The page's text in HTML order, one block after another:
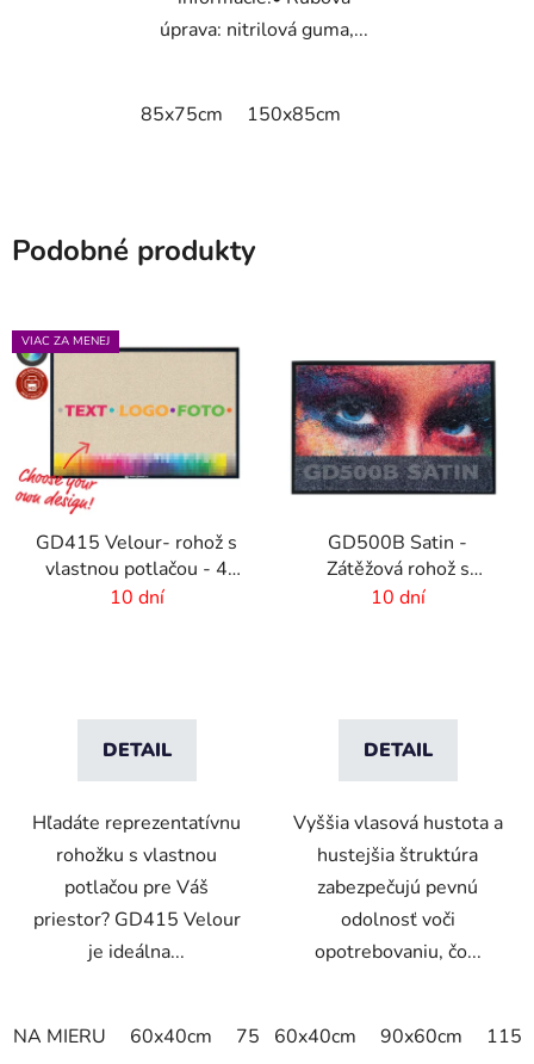
úprava: nitrilová guma,...
85x75cm 150x85cm
Podobné produkty
VIAC ZA MENEJ
GD415 Velour- rohož s
vlastnou potlačou - 4
mm vlas
10 dní
DETAIL
Hľadáte reprezentatívnu
rohožku s vlastnou
potlačou pre Váš
priestor? GD415 Velour
je ideálna...
NA MIERU 60x40cm 75x50cm 75x60cm 85x60cm
GD500B Satin -
Zátěžová rohož s
digitálnou potlačou a
10 dní
DETAIL
Vyššia vlasová hustota a
hustejšia štruktúra
zabezpečujú pevnú
odolnosť voči
opotrebovaniu, čo...
60x40cm 90x60cm